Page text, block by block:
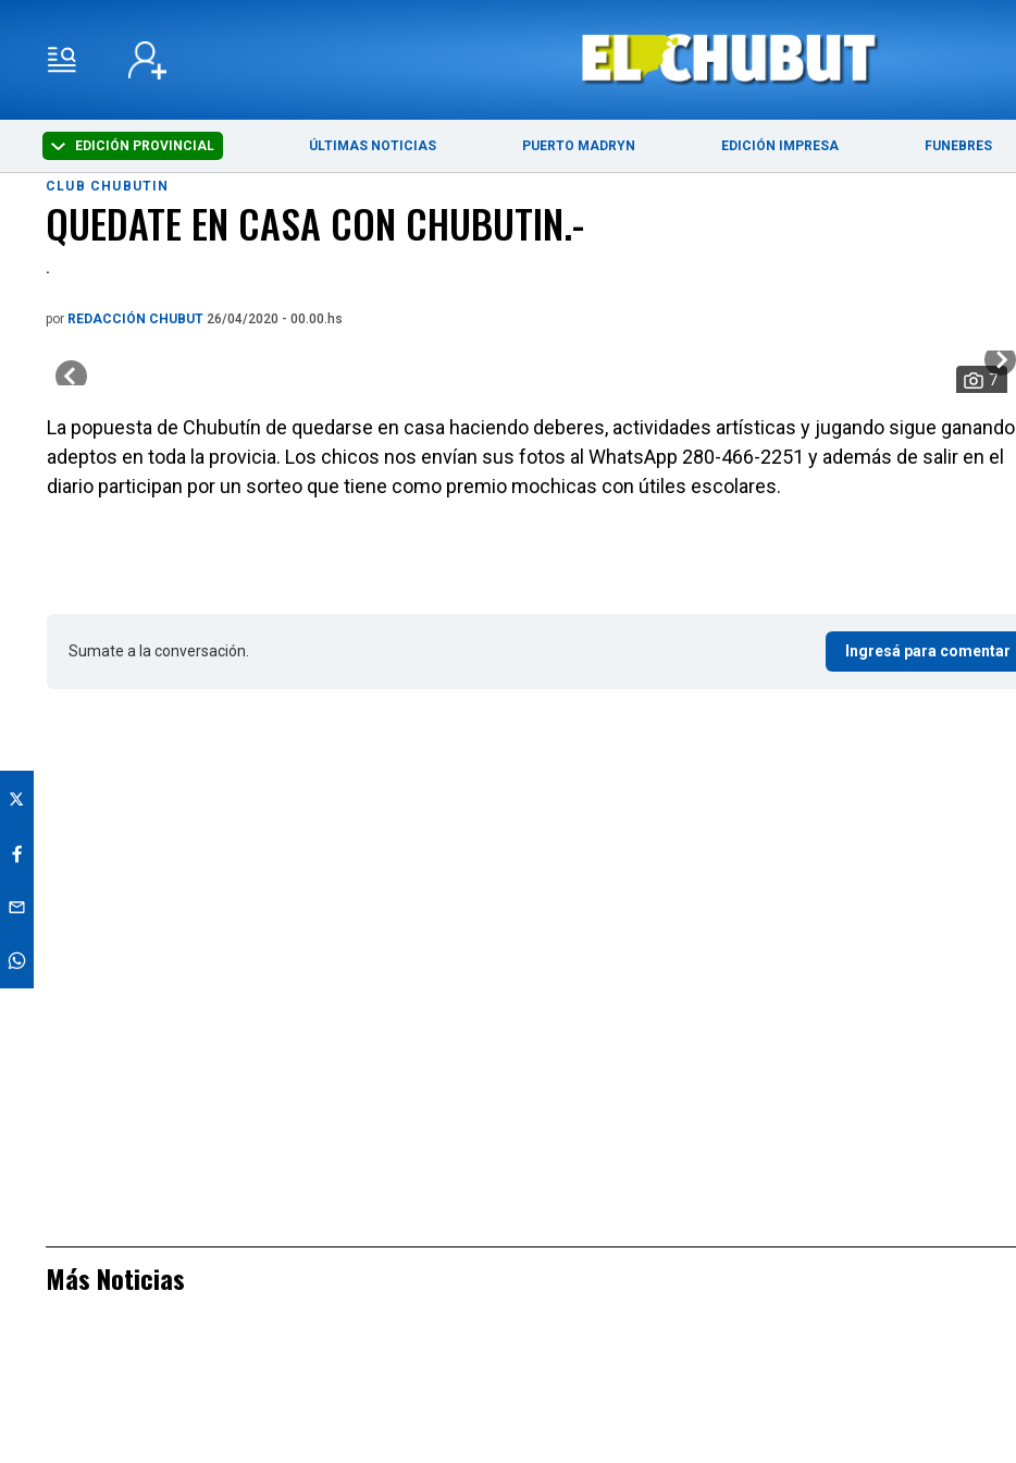
EDICIÓN PROVINCIAL ÚLTIMAS NOTICIAS PUERTO MADRYN EDICIÓN IMPRESA FUNEBRES
ÚLTIMAS NOTICIAS PUERTO MADRYN
CLUB CHUBUTIN
QUEDATE EN CASA CON CHUBUTIN.-
.
por REDACCIÓN CHUBUT 26/04/2020 - 00.00.hs
7
La popuesta de Chubutín de quedarse en casa haciendo deberes, actividades artísticas y jugando sigue ganando
adeptos en toda la provicia. Los chicos nos envían sus fotos al WhatsApp 280-466-2251 y además de salir en el
diario participan por un sorteo que tiene como premio mochicas con útiles escolares.
Sumate a la conversación. Ingresá para comentar
Más Noticias